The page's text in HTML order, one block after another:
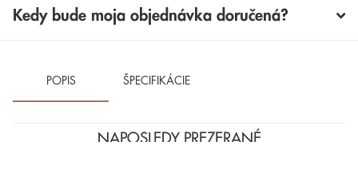
Kedy bude moja objednávka doručená?
POPIS ŠPECIFIKÁCIE
NAPOSLEDY PREZERANÉ